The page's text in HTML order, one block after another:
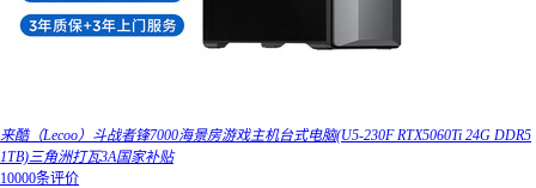
来酷（Lecoo）斗战者锋7000海景房游戏主机台式电脑(U5-230F RTX5060Ti 24G DDR5
1TB)三角洲打瓦3A国家补贴
10000条评价